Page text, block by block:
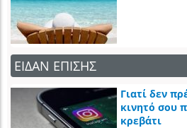
ΕΙΔΑΝ ΕΠΙΣΗΣ
Γιατί δεν
κινητό σου
κρεβάτι